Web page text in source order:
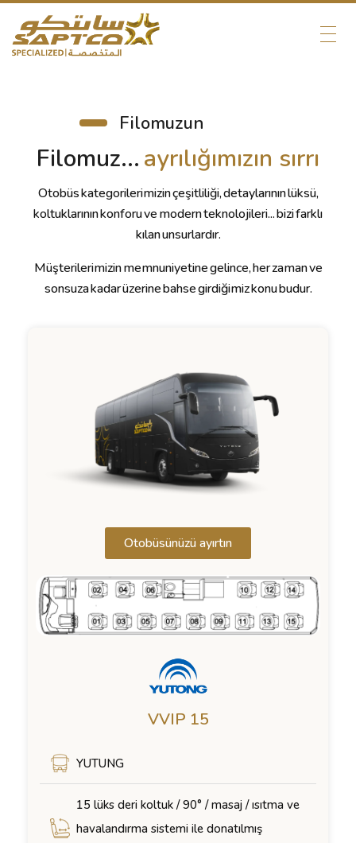
Filomuzun
Filomuz...ayrılığımızın sırrı
Otobüs kategorilerimizin çeşitliliği, detaylarının lüksü,
koltuklarının konforu ve modern teknolojileri... bizi farklı
kılan unsurlardır.
Müşterilerimizin memnuniyetine gelince, her zaman ve
sonsuza kadar üzerine bahse girdiğimiz konu budur.
Otobüsünüzü ayırtın
VVIP 15
YUTUNG
15 lüks deri koltuk / 90° / masaj / ısıtma ve
havalandırma sistemi ile donatılmış